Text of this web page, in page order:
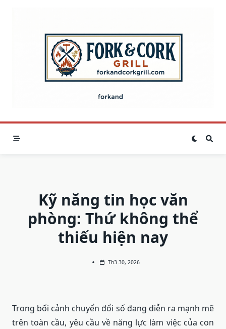
Kỹ năng tin học văn
phòng: Thứ không thể
thiếu hiện nay
Th3 30, 2026
Trong bối cảnh chuyển đổi số đang diễn ra mạnh mẽ
trên toàn cầu, yêu cầu về năng lực làm việc của con